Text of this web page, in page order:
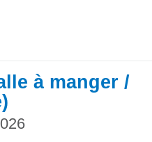
à manger /